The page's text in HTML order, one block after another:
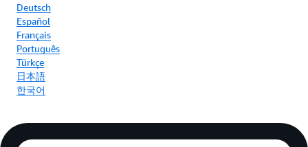
Deutsch
Español
Français
Português
Türkçe
日本語
한국어